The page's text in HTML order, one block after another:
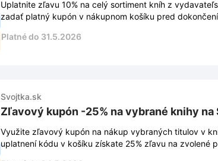
Uplatnite zľavu 10% na celý sortiment kníh z
zadať platný kupón v nákupnom košíku pred
Platné do 31.5.2026
Svojtka.sk
Zľavový kupón -25% na vybrané knihy na
Využite zľavový kupón na nákup vybraných titulov v
uplatnení kódu v košíku získate 25% zľavu na zvolené